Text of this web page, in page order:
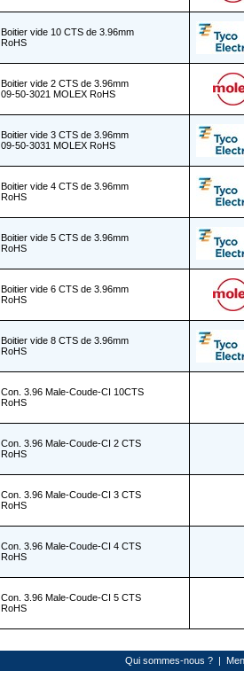
Boitier vide 10 CTS de 3.96mm
RoHS
Boitier vide 2 CTS de 3.96mm
09-50-3021 MOLEX RoHS
Boitier vide 3 CTS de 3.96mm
09-50-3031 MOLEX RoHS
Boitier vide 4 CTS de 3.96mm
RoHS
Boitier vide 5 CTS de 3.96mm
RoHS
Boitier vide 6 CTS de 3.96mm
RoHS
Boitier vide 8 CTS de 3.96mm
RoHS
Con. 3.96 Male-Coude-CI 10CTS
RoHS
Con. 3.96 Male-Coude-CI 2 CTS
RoHS
Con. 3.96 Male-Coude-CI 3 CTS
RoHS
Con. 3.96 Male-Coude-CI 4 CTS
RoHS
Con. 3.96 Male-Coude-CI 5 CTS
RoHS
Qui sommes-nous ? |